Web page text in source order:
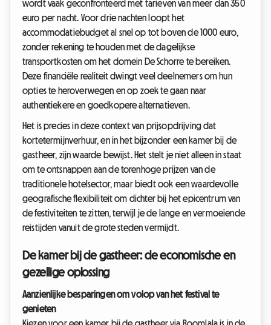
wordt vaak geconfronteerd met tarieven van meer dan 350
euro per nacht. Voor drie nachten loopt het
accommodatiebudget al snel op tot boven de 1000 euro,
zonder rekening te houden met de dagelijkse
transportkosten om het domein De Schorre te bereiken.
Deze financiële realiteit dwingt veel deelnemers om hun
opties te heroverwegen en op zoek te gaan naar
authentiekere en goedkopere alternatieven.
Het is precies in deze context van prijsopdrijving dat
kortetermijnverhuur, en in het bijzonder een kamer bij de
gastheer, zijn waarde bewijst. Het stelt je niet alleen in staat
om te ontsnappen aan de torenhoge prijzen van de
traditionele hotelsector, maar biedt ook een waardevolle
geografische flexibiliteit om dichter bij het epicentrum van
de festiviteiten te zitten, terwijl je de lange en vermoeiende
reistijden vanuit de grote steden vermijdt.
De kamer bij de gastheer: de economische en
gezellige oplossing
Aanzienlijke besparingen om volop van het festival te
genieten